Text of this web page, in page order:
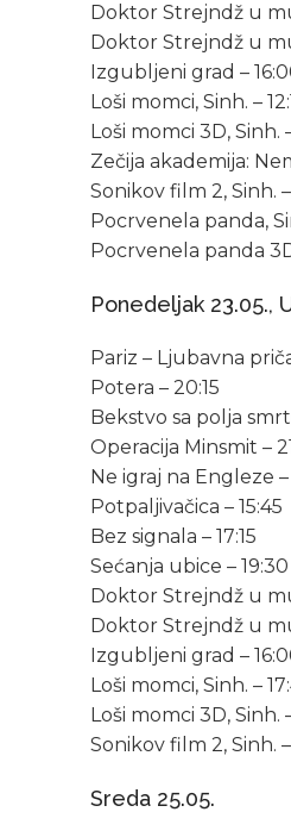
Doktor Strejndž u
Doktor Strejndž u
Izgubljeni grad –
Loši momci, Sinh. –
Loši momci 3D, Sinh. –
Zečija akademija:
Sonikov film 2, Sinh. –
Pocrvenela panda,
Pocrvenela panda
Ponedeljak 23.05.,
Pariz – Ljubavna
Potera – 20:15
Bekstvo sa polja
Operacija Minsmit –
Ne igraj na Engleze –
Potpaljivačica – 15:45
Bez signala – 17:15
Sećanja ubice – 19:30
Doktor Strejndž u
Doktor Strejndž u
Izgubljeni grad –
Loši momci, Sinh. –
Loši momci 3D, Sinh. –
Sonikov film 2, Sinh. –
Sreda 25.05.